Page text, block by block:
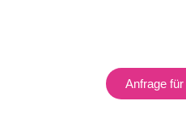
Anfrage